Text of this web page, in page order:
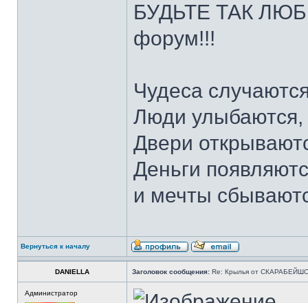
БУДЬТЕ ТАК
форум!!!
Чудеса
Люди улыбаются,
Двери
Деньги
и мечты
Вернуться к началу
DANIELLA Заголовок сообщения: Re: Крылья от
Администратор